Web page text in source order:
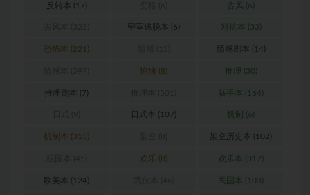
反转本 (17) 古风 (6)
密室逃脱本 (6) 对抗本 (33)
恐怖本 (221) 情感剧本 (14)
惊悚 (8) 推理 (30)
推理剧本 (7) 新手本 (164)
日式本 (107) 机制 (6)
机制本 (313) 架空历史本 (102)
欢乐 (8) 欢乐本 (317)
欧美本 (124) 民国本 (103)